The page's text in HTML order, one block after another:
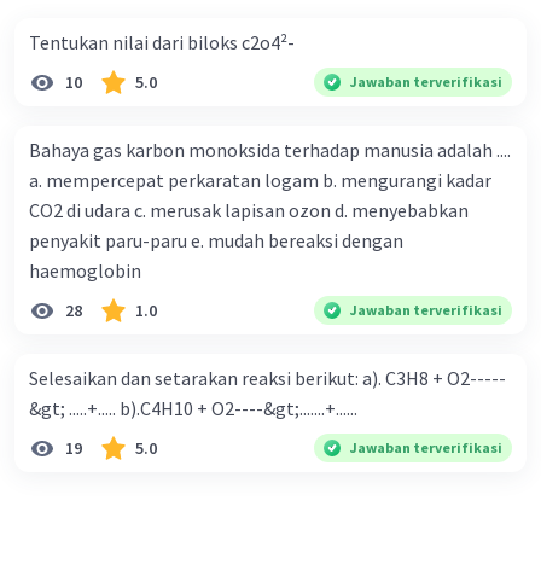
Tentukan nilai dari biloks c2o4²-
10 5.0 Jawaban terverifikasi
Bahaya gas karbon monoksida terhadap manusia adalah ....
a. mempercepat perkaratan logam b. mengurangi kadar
CO2 di udara c. merusak lapisan ozon d. menyebabkan
penyakit paru-paru e. mudah bereaksi dengan
haemoglobin
28 1.0 Jawaban terverifikasi
Selesaikan dan setarakan reaksi berikut: a). C3H8 + O2-----
&gt; .....+..... b).C4H10 + O2----&gt;.......+......
19 5.0 Jawaban terverifikasi